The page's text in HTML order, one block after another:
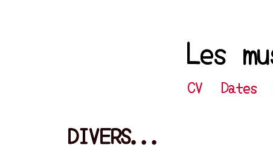
Les
CV Dates
DIVERS...